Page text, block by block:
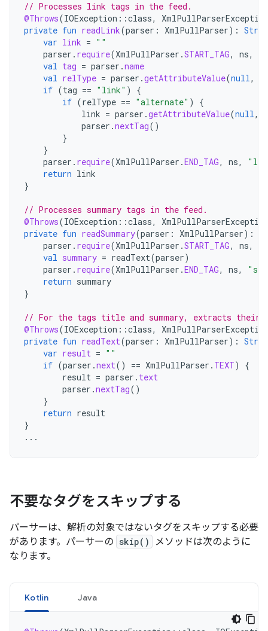
// Processes link tags in the feed.
@Throws(IOException ::class,
XmlPullParserException
private fun readLink(parser : XmlPullParser):
var link = ""
parser . require(XmlPullParser .START_TAG, ns,
val tag = parser .name
val relType = parser .getAttributeValue(null,
if (tag == "link" )
{
if (relType == "alternate" )
{
link = parser .getAttributeValue(null,
parser .nextTag()
}
}
parser . require(XmlPullParser .END_TAG, ns,
return link
}
// Processes summary tags in the feed.
@Throws(IOException ::class,
XmlPullParserException
private fun readSummary(parser : XmlPullParser):
parser . require(XmlPullParser .START_TAG, ns,
val summary = readText(parser)
parser . require(XmlPullParser .END_TAG, ns,
return summary
}
// For the tags title and summary, extracts their
@Throws(IOException ::class,
XmlPullParserException
private fun readText(parser : XmlPullParser):
var result = ""
if (parser .next() == XmlPullParser . TEXT)
{
result = parser . text
parser .nextTag()
}
return result
}
...
不要なタグをスキップする
パーサーは、解析の対象ではないタグをスキップする必要
があります。パーサーの skip()
メソッドは次のように
なります。
Kotlin Java